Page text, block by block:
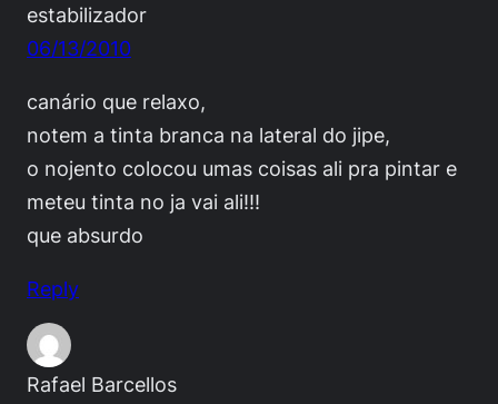
estabilizador
06/13/2010
canário que relaxo,
notem a tinta branca na lateral do jipe,
o nojento colocou umas coisas ali pra pintar e
meteu tinta no ja vai ali!!!
que absurdo
Reply
Rafael Barcellos